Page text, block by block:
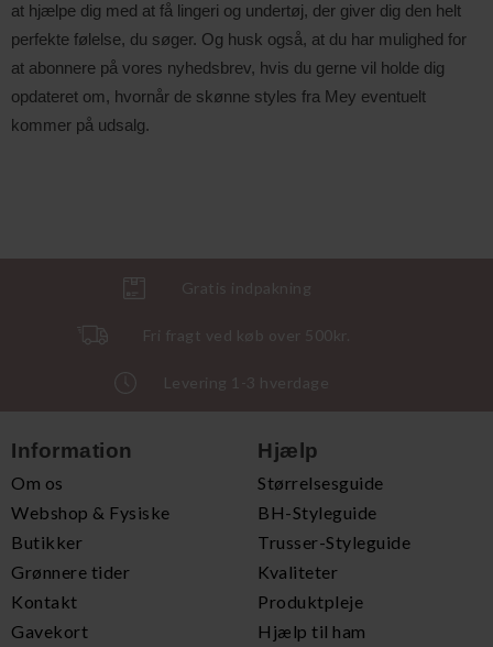
at hjælpe dig med at få lingeri og undertøj, der giver dig den helt
perfekte følelse, du søger. Og husk også, at du har mulighed for
at abonnere på vores nyhedsbrev, hvis du gerne vil holde dig
opdateret om, hvornår de skønne styles fra Mey eventuelt
kommer på udsalg.
Gratis indpakning
Fri fragt ved køb over 500kr.
Levering 1-3 hverdage
Information
Om os
Webshop & Fysiske
Butikker
Grønnere tider
Kontakt
Gavekort
Hjælp
Størrelsesguide
BH-Styleguide
Trusser-Styleguide
Kvaliteter
Produktpleje
Hjælp til ham